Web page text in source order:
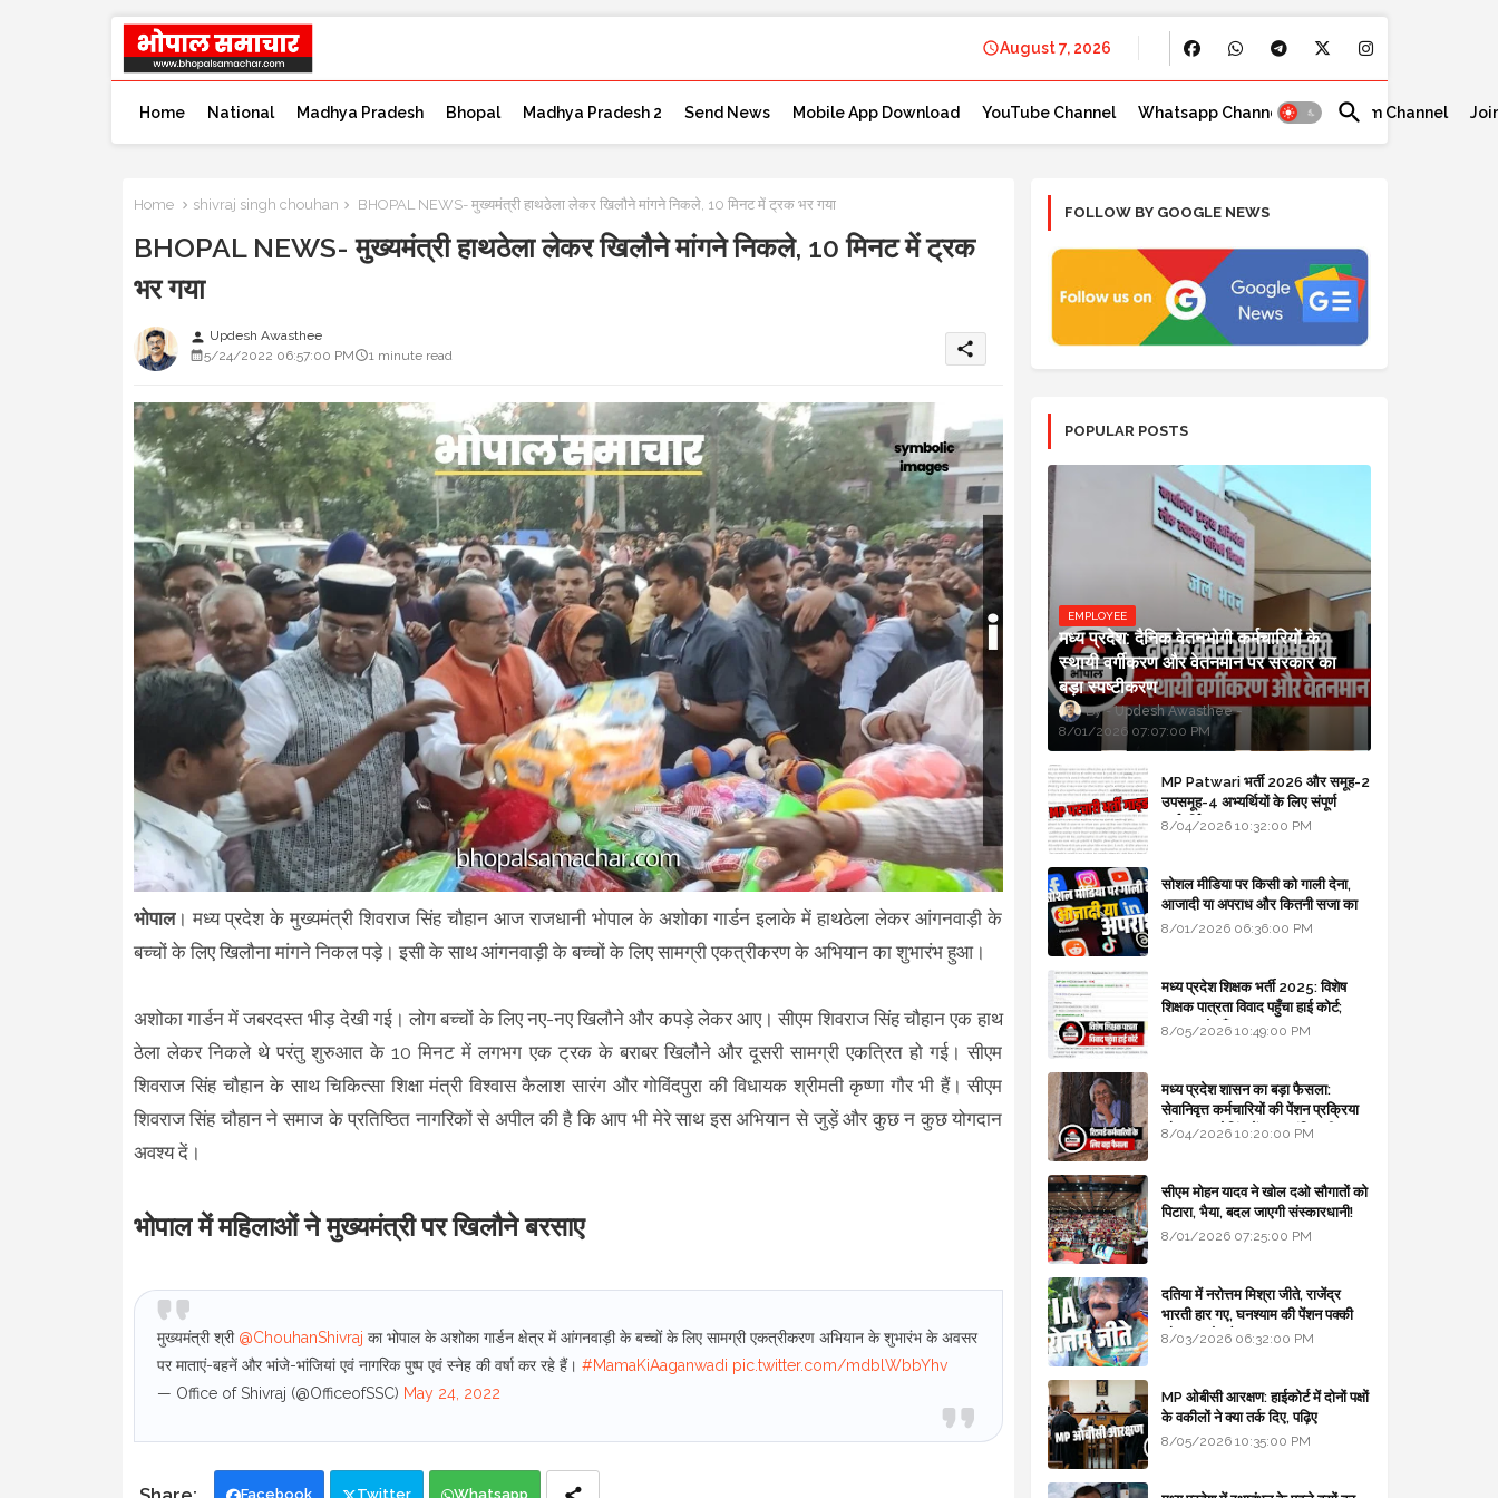
August 7, 2026
Home National Madhya Pradesh Bhopal Madhya Pradesh 2 Send News Mobile App Download YouTube Channel Whatsapp Channel Telegram Channel
Home shivraj singh chouhan BHOPAL NEWS- मुख्यमंत्री हाथठेला लेकर खिलौने मांगने निकले, 10 मिनट में ट्रक भर गया
BHOPAL NEWS- मुख्यमंत्री हाथठेला लेकर खिलौने मांगने निकले, 10 मिनट में ट्रक
भर गया
person Updesh Awasthee
5/24/2022 06:57:00 PM
1 minute read share
भोपाल। मध्य प्रदेश के मुख्यमंत्री शिवराज सिंह चौहान आज राजधानी भोपाल के अशोका गार्डन इलाके में हाथठेला लेकर आंगनवाड़ी के
बच्चों के लिए खिलौना मांगने निकल पड़े। इसी के साथ आंगनवाड़ी के बच्चों के लिए सामग्री एकत्रीकरण के अभियान का शुभारंभ हुआ।
अशोका गार्डन में जबरदस्त भीड़ देखी गई। लोग बच्चों के लिए नए-नए खिलौने और कपड़े लेकर आए। सीएम शिवराज सिंह चौहान एक हाथ
ठेला लेकर निकले थे परंतु शुरुआत के 10 मिनट में लगभग एक ट्रक के बराबर खिलौने और दूसरी सामग्री एकत्रित हो गई। सीएम
शिवराज सिंह चौहान के साथ चिकित्सा शिक्षा मंत्री विश्वास कैलाश सारंग और गोविंदपुरा की विधायक श्रीमती कृष्णा गौर भी हैं। सीएम
शिवराज सिंह चौहान ने समाज के प्रतिष्ठित नागरिकों से अपील की है कि आप भी मेरे साथ इस अभियान से जुड़ें और कुछ न कुछ योगदान
अवश्य दें।
भोपाल में महिलाओं ने मुख्यमंत्री पर खिलौने बरसाए
मुख्यमंत्री श्री @ChouhanShivraj का भोपाल के अशोका गार्डन क्षेत्र में आंगनवाड़ी के बच्चों के लिए सामग्री एकत्रीकरण अभियान के शुभारंभ के अवसर
पर माताएं-बहनें और भांजे-भांजियां एवं नागरिक पुष्प एवं स्नेह की वर्षा कर रहे हैं। #MamaKiAaganwadi pic.twitter.com/mdblWbbYhv
— Office of Shivraj (@OfficeofSSC) May 24, 2022
Facebook Twitter Whatsapp
FOLLOW BY GOOGLE NEWS
POPULAR POSTS
EMPLOYEE
मध्य प्रदेश: दैनिक वेतनभोगी कर्मचारियों के
स्थायी वर्गीकरण और वेतनमान पर सरकार का
बड़ा स्पष्टीकरण
Updesh Awasthee
8/01/2026 07:07:00 PM
MP Patwari भर्ती 2026 और समूह-2
उपसमूह-4 अभ्यर्थियों के लिए संपूर्ण
मार्गदर्शिका
8/04/2026 10:32:00 PM
सोशल मीडिया पर किसी को गाली देना,
आजादी या अपराध और कितनी सजा का
प्रावधान - free legal advice
8/01/2026 06:36:00 PM
मध्य प्रदेश शिक्षक भर्ती 2025: विशेष
शिक्षक पात्रता विवाद पहुँचा हाई कोर्ट;
सरकार से माँगा जवाब
8/05/2026 10:49:00 PM
मध्य प्रदेश शासन का बड़ा फैसला:
सेवानिवृत्त कर्मचारियों की पेंशन प्रक्रिया
और बजट कोडिंग में हुए क्रांतिकारी
8/04/2026 10:20:00 PM
सीएम मोहन यादव ने खोल दओ सौगातों को
पिटारा, भैया, बदल जाएगी संस्कारधानी!
8/01/2026 07:25:00 PM
दतिया में नरोत्तम मिश्रा जीते, राजेंद्र
भारती हार गए, घनश्याम की पेंशन पक्की
और आशुतोष बैक टू...
8/03/2026 06:32:00 PM
MP ओबीसी आरक्षण: हाईकोर्ट में दोनों पक्षों
के वकीलों ने क्या तर्क दिए, पढ़िए
8/05/2026 10:35:00 PM